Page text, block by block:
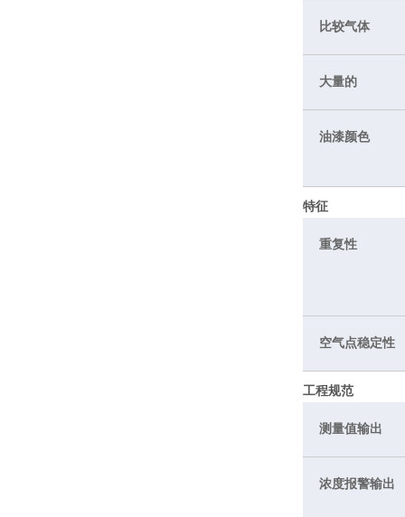
比较气体
大量的
油漆颜色
特征
重复性
空气点稳定性
工程规范
测量值输出
浓度报警输出